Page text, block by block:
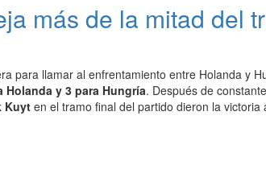
más de la mitad del
para llamar al enfrentamiento entre Holanda y
Holanda y 3 para Hungría. Después de
Kuyten el tramo final del partido dieron la victoria